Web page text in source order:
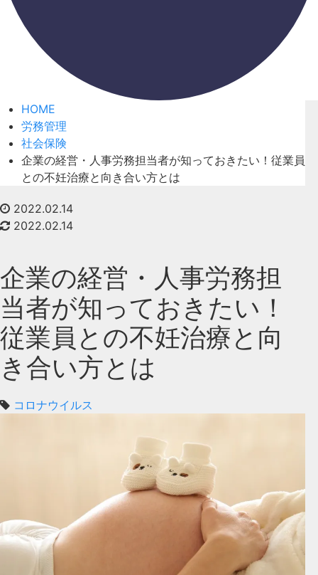
HOME
労務管理
社会保険
企業の経営・人事労務担当者が知っておきたい！従業員
との不妊治療と向き合い方とは
2022.02.14
2022.02.14
企業の経営・人事労務担
当者が知っておきたい！
従業員との不妊治療と向
き合い方とは
コロナウイルス